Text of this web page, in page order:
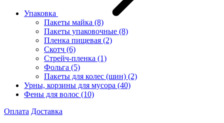
Упаковка
Пакеты майка (8)
Пакеты упаковочные (8)
Пленка пищевая (2)
Скотч (6)
Стрейч-пленка (1)
Фольга (5)
Пакеты для колес (шин) (2)
Урны, корзины для мусора (40)
Фены для волос (10)
Оплата Доставка